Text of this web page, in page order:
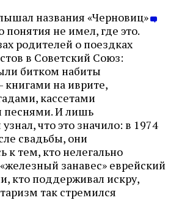
названия «Черновиц»
понятия не имел, где это.
родителей о поездках
в Советский Союз:
битком набиты
книгами на иврите,
кассетами
песнями. И лишь
что это значило: в 1974
свадьбы, они
к тем, кто нелегально
занавес» еврейский
кто поддерживал искру,
так стремился